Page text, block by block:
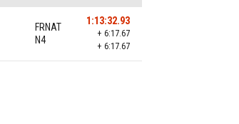
FRNAT
N4
1:13:32.93
+ 6:17.67
+ 6:17.67